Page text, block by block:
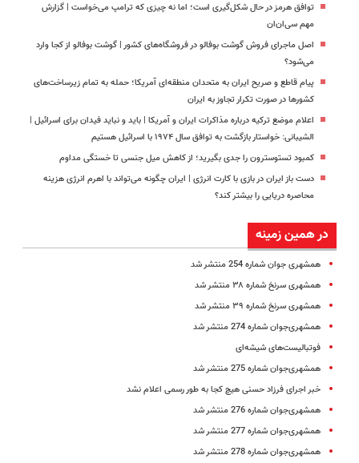
توافق هرمز در حال شکل‌گیری است؛ اما نه چیزی که ترامپ می‌خواست | گزارش
مهم سی‌ان‌ان
اصل ماجرای فروش گوشت بوفالو در فروشگاه‌های کشور | گوشت بوفالو از کجا وارد
می‌شود؟
پیام قاطع و صریح ایران به متحدان منطقه‌ای آمریکا؛ حمله به تمام زیرساخت‌های
کشورها در صورت تکرار تجاوز به ایران
اعلام موضع ترکیه درباره مذاکرات ایران و آمریکا | باید و نباید فیدان برای اسرائیل |
الشیبانی: خواستار بازگشت به توافق سال ۱۹۷۴ با اسرائیل هستیم
کمبود تستوسترون را جدی بگیرید؛ از کاهش میل جنسی تا خستگی مداوم
دست باز ایران در بازی با کارت انرژی | ایران چگونه می‌تواند با اهرم انرژی‌ هزینه
محاصره دریایی را بیشتر کند؟
در همین زمینه
همشهری جوان شماره 254 منتشر شد
همشهری سرنخ شماره ۳۸ منتشر شد
همشهری سرنخ شماره ۳۹ منتشر شد
همشهری‌جوان شماره 274 منتشر ‌شد
فوتبالیست‌های شیشه‌ای
همشهری‌جوان شماره 275 منتشر ‌شد
خبر اجرای فرزاد حسنی هیچ کجا به طور رسمی اعلام نشد
همشهری‌جوان شماره 276 منتشر ‌شد
همشهری‌جوان شماره 277 منتشر شد
همشهری‌جوان شماره 278 منتشر شد